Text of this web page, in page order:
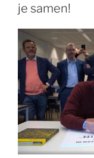
je samen!